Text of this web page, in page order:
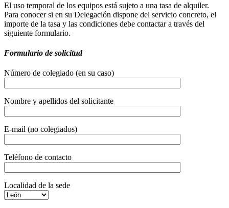
El uso temporal de los equipos está sujeto a una tasa de alquiler.
Para conocer si en su Delegación dispone del servicio concreto, el
importe de la tasa y las condiciones debe contactar a través del
siguiente formulario.
Formulario de solicitud
Número de colegiado (en su caso)
Nombre y apellidos del solicitante
E-mail (no colegiados)
Teléfono de contacto
Localidad de la sede